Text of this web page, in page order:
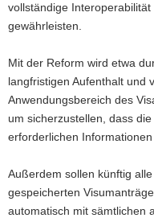
vollständige
gewährleisten.
Mit der Reform wird etwa
langfristigen Aufenthalt und
Anwendungsbereich des
um sicherzustellen, dass
erforderlichen Informationen
Außerdem sollen künftig
gespeicherten
automatisch mit sämtlichen